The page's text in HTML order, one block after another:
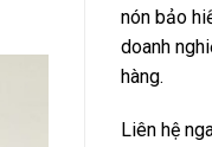
nón bảo
doanh
hàng.
Liên hệ